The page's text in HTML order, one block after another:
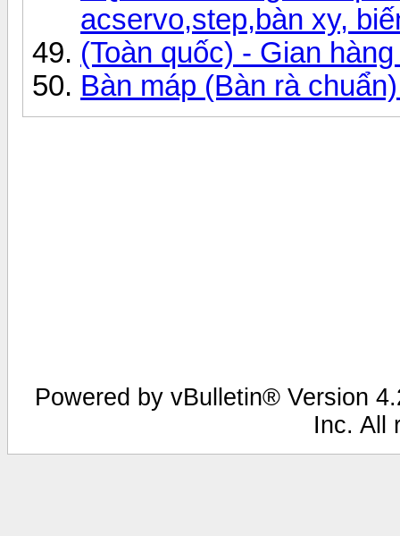
acservo,step,bàn xy,
(Toàn quốc) - Gian
Bàn máp (Bàn rà
Powered by vBulletin® Version
Inc. All